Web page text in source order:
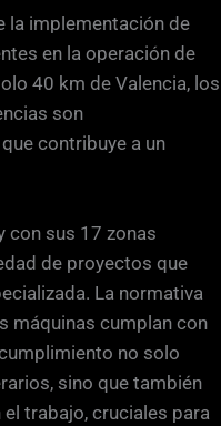
la implementación de
en la operación de
40 km de Valencia, los
son
contribuye a un
con sus 17 zonas
de proyectos que
La normativa
máquinas cumplan con
no solo
sino que también
trabajo, cruciales para